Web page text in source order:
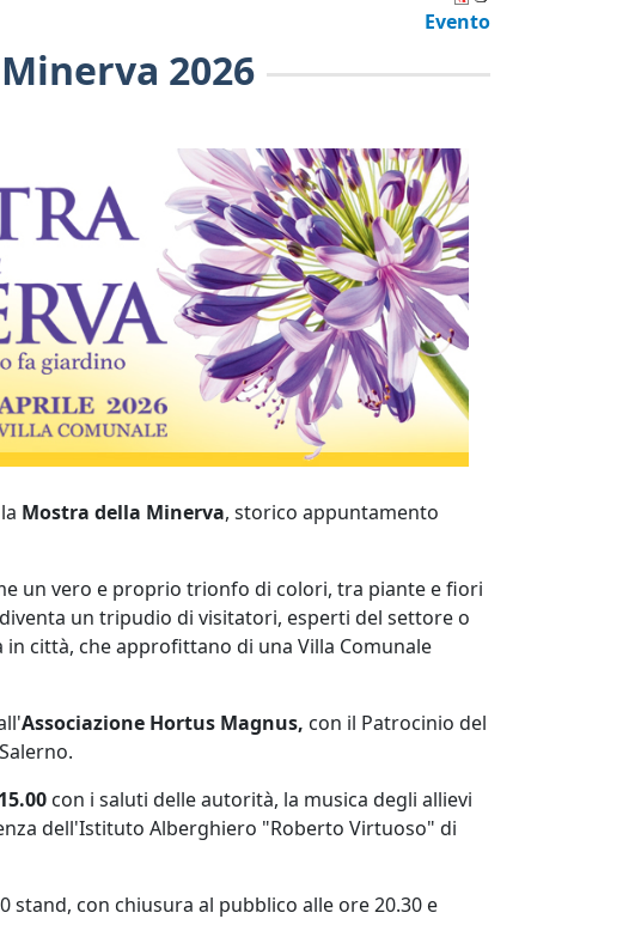
Evento
2026
la Mostra della Minerva, storico appuntamento
un vero e proprio trionfo di colori, tra piante e fiori
un tripudio di visitatori, esperti del settore o
città, che approfittano di una Villa Comunale
Associazione Hortus Magnus, con il Patrocinio del
con i saluti delle autorità, la musica degli allievi
dell'Istituto Alberghiero "Roberto Virtuoso" di
stand, con chiusura al pubblico alle ore 20.30 e